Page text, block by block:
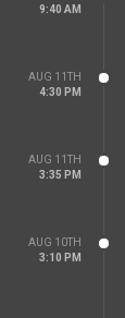
9:40 AM
AUG 11TH
4:30 PM
AUG 11TH
3:35 PM
AUG 10TH
3:10 PM